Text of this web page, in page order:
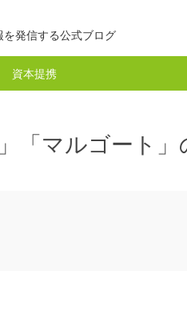
を発信する公式ブログ
資本提携
「マルゴート